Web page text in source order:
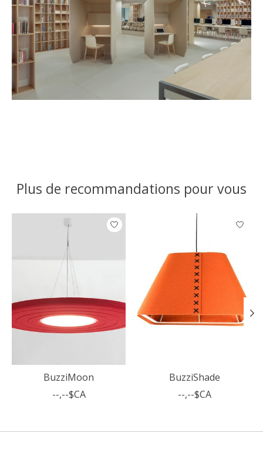
Plus de recommandations pour vous
Articles du carrousel de produits
BuzziMoon
--,--$CA
BuzziShade
--,--$CA